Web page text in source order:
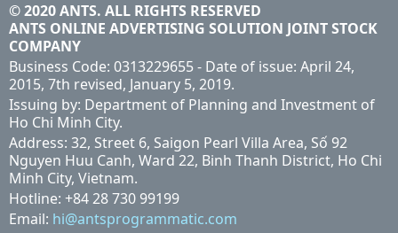
© 2020 ANTS. ALL RIGHTS RESERVED
ANTS ONLINE ADVERTISING SOLUTION JOINT STOCK
COMPANY
Business Code: 0313229655 - Date of issue: April 24,
2015, 7th revised, January 5, 2019.
Issuing by: Department of Planning and Investment of
Ho Chi Minh City.
Address: 32, Street 6, Saigon Pearl Villa Area, Số 92
Nguyen Huu Canh, Ward 22, Binh Thanh District, Ho Chi
Minh City, Vietnam.
Hotline: +84 28 730 99199
Email: hi@antsprogrammatic.com